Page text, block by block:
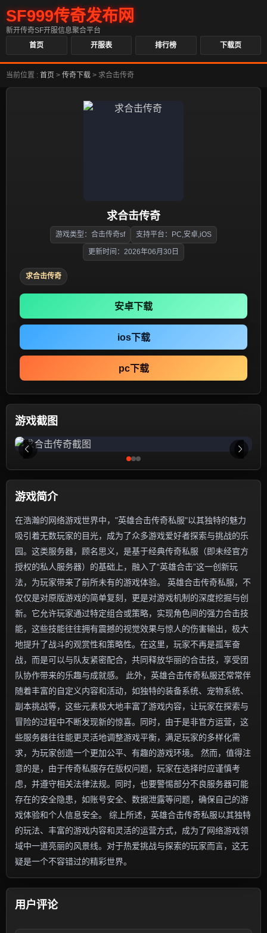
SF999传奇发布网
新开传奇SF开服信息聚合平台
首页
开服表 排行榜 下载页
当前位置 : 首页 > 传奇下载 > 求合击传奇
求合击传奇
游戏类型：合击传奇sf 支持平台：PC,安卓,iOS
更新时间：2026年06月30日
求合击传奇
安卓下载
ios下载
pc下载
游戏截图
游戏简介
在浩瀚的网络游戏世界中，"英雄合击传奇私服"以其独特的魅力
吸引着无数玩家的目光，成为了众多游戏爱好者探索与挑战的乐
园。这类服务器，顾名思义，是基于经典传奇私服（即未经官方
授权的私人服务器）的基础上，融入了“英雄合击”这一创新玩
法，为玩家带来了前所未有的游戏体验。 英雄合击传奇私服，不
仅仅是对原版游戏的简单复刻，更是对游戏机制的深度挖掘与创
新。它允许玩家通过特定组合或策略，实现角色间的强力合击技
能，这些技能往往拥有震撼的视觉效果与惊人的伤害输出，极大
地提升了战斗的观赏性和策略性。在这里，玩家不再是孤军奋
战，而是可以与队友紧密配合，共同释放华丽的合击技，享受团
队协作带来的乐趣与成就感。 此外，英雄合击传奇私服还常常伴
随着丰富的自定义内容和活动，如独特的装备系统、宠物系统、
副本挑战等，这些元素极大地丰富了游戏内容，让玩家在探索与
冒险的过程中不断发现新的惊喜。同时，由于是非官方运营，这
些服务器往往能更灵活地调整游戏平衡，满足玩家的多样化需
求，为玩家创造一个更加公平、有趣的游戏环境。 然而，值得注
意的是，由于传奇私服存在版权问题，玩家在选择时应谨慎考
虑，并遵守相关法律法规。同时，也要警惕部分不良服务器可能
存在的安全隐患，如账号安全、数据泄露等问题，确保自己的游
戏体验和个人信息安全。 综上所述，英雄合击传奇私服以其独特
的玩法、丰富的游戏内容和灵活的运营方式，成为了网络游戏领
域中一道亮丽的风景线。对于热爱挑战与探索的玩家而言，这无
疑是一个不容错过的精彩世界。
用户评论